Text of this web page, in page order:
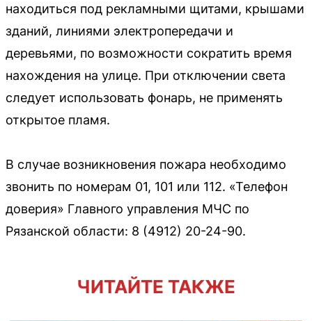
находиться под рекламными щитами, крышами
зданий, линиями электропередачи и
деревьями, по возможности сократить время
нахождения на улице. При отключении света
следует использовать фонарь, не применять
открытое пламя.
В случае возникновения пожара необходимо
звонить по номерам 01, 101 или 112. «Телефон
доверия» Главного управления МЧС по
Рязанской области: 8 (4912) 20-24-90.
ЧИТАЙТЕ ТАКЖЕ